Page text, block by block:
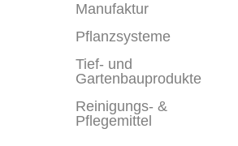
Manufaktur
Pflanzsysteme
Tief- und
Gartenbauprodukte
Reinigungs- &
Pflegemittel